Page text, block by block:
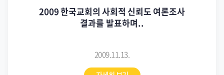
2009 한국교회의 사회적 신뢰도 여론조사
결과를 발표하며..
2009.11.13.